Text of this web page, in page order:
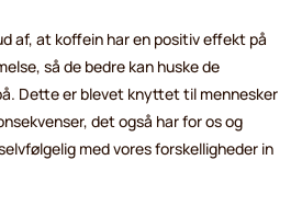
af, at koffein har en positiv effekt på
så de bedre kan huske de
Dette er blevet knyttet til mennesker
det også har for os og
med vores forskelligheder in